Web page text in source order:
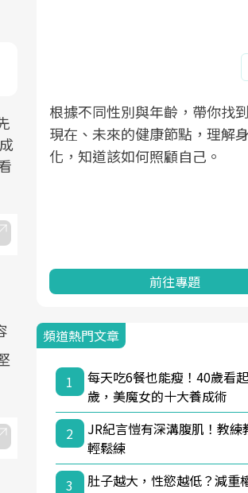
根據不同性別與年齡，帶你找
現在、未來的健康節點，理解
化，知道該如何照顧自己。
前往專題
頻道熱門文章
1
每天吃6餐也能瘦！40歲看
歲，美魔女的十大養成術
2
JR紀言愷有深溝腹肌！教練
輕鬆練
3
肚子越大，性慾越低？減重